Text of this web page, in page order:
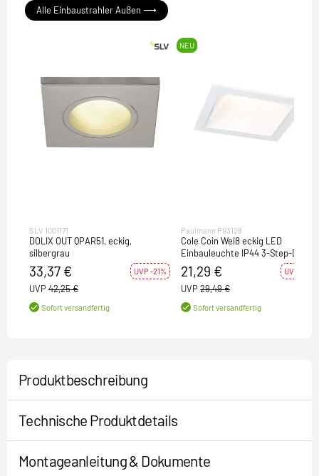
Alle Einbaustrahler Außen ⟶
SLV 1001171
DOLIX OUT QPAR51, eckig,
silbergrau
33,37 € UVP -21%
UVP 42,25 €
Sofort versandfertig
NEU
Paulmann P93128
Cole Coin Weiß eckig LED
Einbauleuchte IP44 3-Step-Dim
2700K 470lm 230V
21,29 € UVP -28%
UVP 29,49 €
Sofort versandfertig
Produktbeschreibung
Technische Produktdetails
Montageanleitung & Dokumente